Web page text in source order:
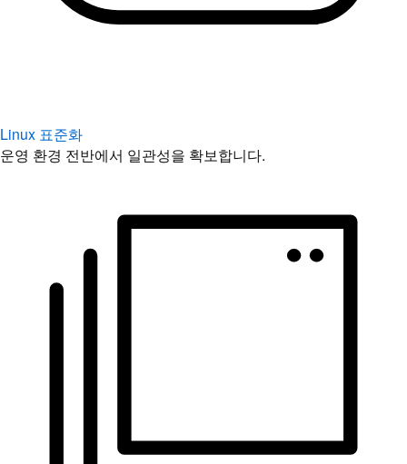
Linux 표준화
운영 환경 전반에서 일관성을 확보합니다.